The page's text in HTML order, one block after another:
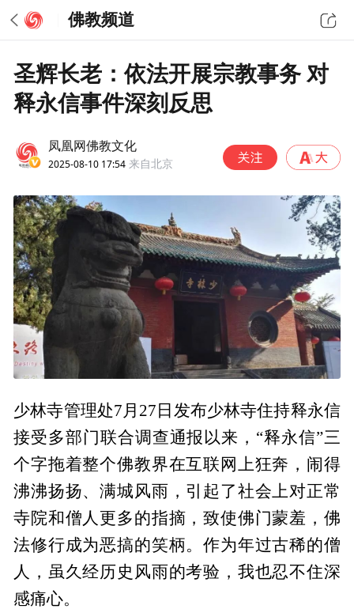
佛教频道
圣辉长老：依法开展宗教事务 对
释永信事件深刻反思
凤凰网佛教文化
2025-08-10 17:54 来自北京
少林寺管理处7月27日发布少林寺住持释永信
接受多部门联合调查通报以来，“释永信”三
个字拖着整个佛教界在互联网上狂奔，闹得
沸沸扬扬、满城风雨，引起了社会上对正常
寺院和僧人更多的指摘，致使佛门蒙羞，佛
法修行成为恶搞的笑柄。作为年过古稀的僧
人，虽久经历史风雨的考验，我也忍不住深
感痛心。